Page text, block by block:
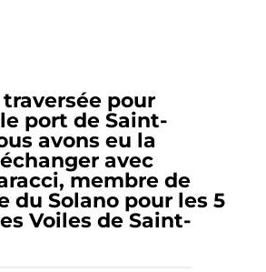
pour
port de Saint-
avons eu la
avec
membre de
du Solano pour les 5
Voiles de Saint-